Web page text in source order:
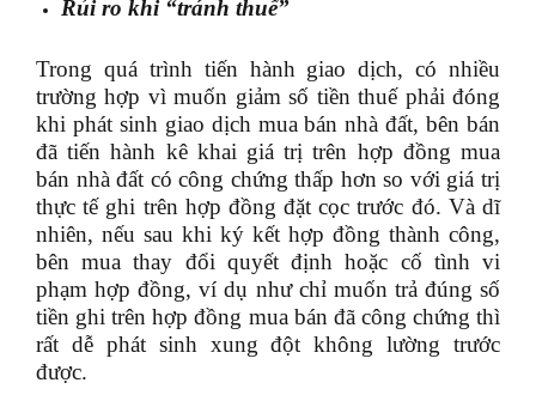
Rủi ro khi “tránh thuế”
Trong quá trình tiến hành giao dịch, có nhiều
trường hợp vì muốn giảm số tiền thuế phải đóng
khi phát sinh giao dịch mua bán nhà đất, bên bán
đã tiến hành kê khai giá trị trên hợp đồng mua
bán nhà đất có công chứng thấp hơn so với giá trị
thực tế ghi trên hợp đồng đặt cọc trước đó. Và dĩ
nhiên, nếu sau khi ký kết hợp đồng thành công,
bên mua thay đổi quyết định hoặc cố tình vi
phạm hợp đồng, ví dụ như chỉ muốn trả đúng số
tiền ghi trên hợp đồng mua bán đã công chứng thì
rất dễ phát sinh xung đột không lường trước
được.